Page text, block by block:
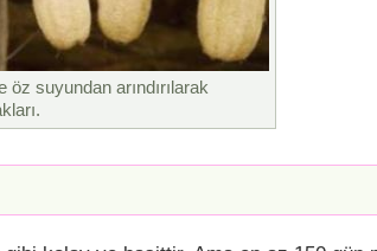
öz suyundan arındırılarak